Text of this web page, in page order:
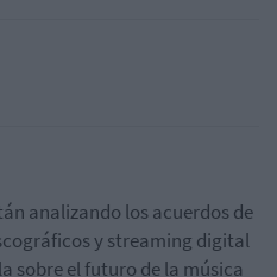
analizando los acuerdos de
y streaming digital
sobre el futuro de la música